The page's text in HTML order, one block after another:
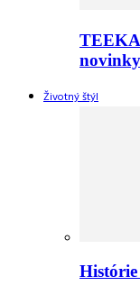
novinky
Životný štýl